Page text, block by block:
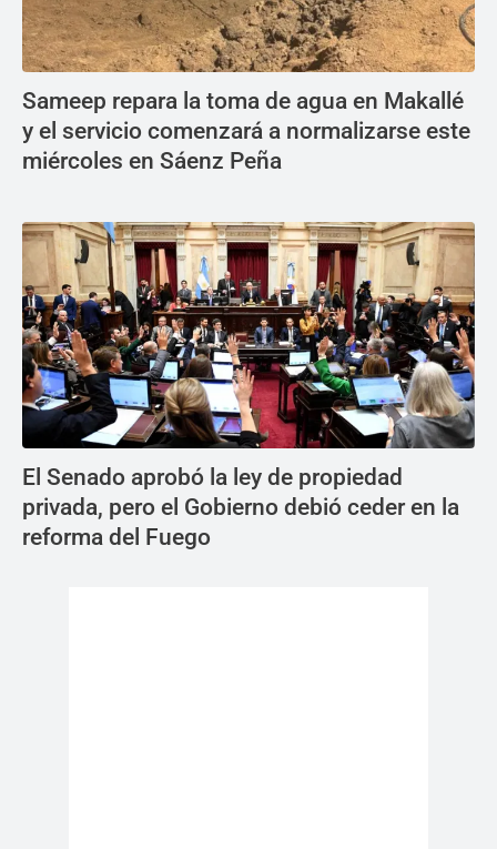
Sameep repara la toma de agua en Makallé
y el servicio comenzará a normalizarse este
miércoles en Sáenz Peña
El Senado aprobó la ley de propiedad
privada, pero el Gobierno debió ceder en la
reforma del Fuego